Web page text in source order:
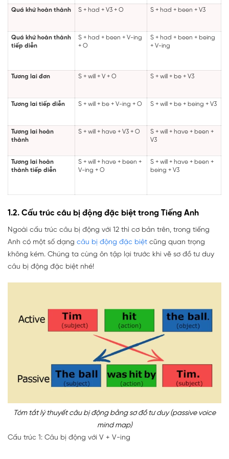
Quá khứ hoàn thành S + had + V3 + O S + had + been + V3
Quá khứ hoàn thành
tiếp diễn
S + had + been + V-ing
+ O
S + had + been + being
+ V-ing
Tương lai đơn S + will + V + O S + will + be + V3
Tương lai tiếp diễn S + will + be + V-ing + O S + will + be + being + V3
Tương lai hoàn
thành
S + will + have + V3 + O
S + will + have + been +
V3
Tương lai hoàn
thành tiếp diễn
S + will + have + been +
V-ing + O
S + will + have + been +
being + V3
1.2. Cấu trúc câu bị động đặc biệt trong Tiếng Anh
Ngoài cấu trúc câu bị động với 12 thì cơ bản trên, trong tiếng
Anh có một số dạng câu bị động đặc biệt cũng quan trọng
không kém. Chúng ta cùng ôn tập lại trước khi vẽ sơ đồ tư duy
câu bị động đặc biệt nhé!
Tóm tắt lý thuyết câu bị động bằng sơ đồ tư duy (passive voice
mind map)
Cấu trúc 1: Câu bị động với V + V-ing